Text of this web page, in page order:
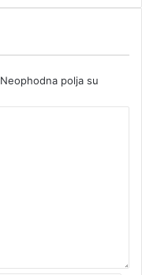
Neophodna polja su